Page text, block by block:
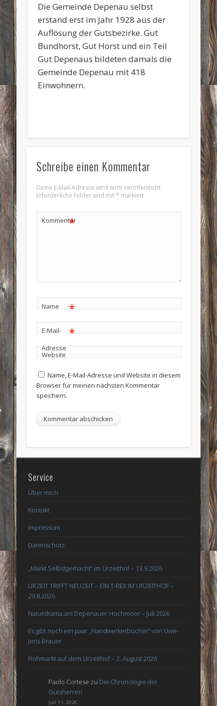
Die Gemeinde Depenau selbst
erstand erst im Jahr 1928 aus der
Auflösung der Gutsbezirke. Gut
Bundhorst, Gut Horst und ein Teil
Gut Depenaus bildeten damals die
Gemeinde Depenau mit 418
Einwohnern.
Schreibe einen Kommentar
Deine E-Mail-Adresse wird nicht veröffentlicht.
Erforderliche Felder sind mit* markiert
Kommentar
*
Name *
E-Mail-
Adresse
*
Website
Name, E-Mail-Adresse und Website in diesem
Browser für meinen nächsten Kommentar
speichern.
Service
Über mich
Kontakt
Impressum
Datenschutz
„Markt Selbstgemacht“ im Urzeithof – 13.9.2026
URZEIT TRIFFT NEUZEIT – EIN T-REX IM URZEITHOF –
29.8.2026
Naturdrama am Depenauer Hochmoor – Juli 2026
Es gibt noch ein paar „Handwerkerbücher“ von Uwe-
Jens Brauer
Flohmarkt auf dem Urzeithof – 2. August 2026
Paolo Cortese zu Die Chronologie der
Gutsherren
Juli 11, 2026